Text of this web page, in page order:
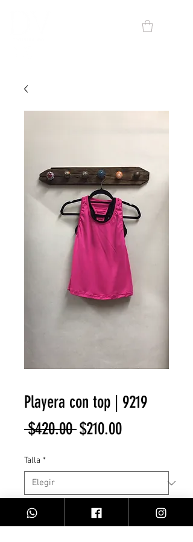
Playera con top | 9219
$420.00 Precio
$210.00Precio
oferta
Talla *
Cantidad